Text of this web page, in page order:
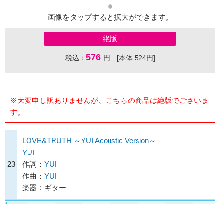
画像をタップすると拡大ができます。
絶版
税込： 576 円 [本体 524円]
※大変申し訳ありませんが、こちらの商品は絶版でございま
す。
23
LOVE&TRUTH ～YUI Acoustic Version～
YUI
作詞： YUI
作曲： YUI
楽器：ギター